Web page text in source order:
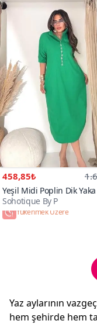
458,85₺
Yeşil Midi Poplin Dik Yaka
Dekolte Elbise
Sohotique By P
Tükenmek Üzere
Yaz aylarının
hem şehirde hem